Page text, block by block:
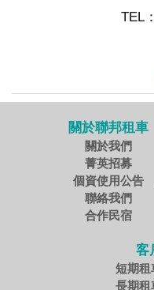
TEL：
關於聯邦租車
關於我們
菁英招募
個資使用公告
聯絡我們
合作民宿
客
短期租
長期租